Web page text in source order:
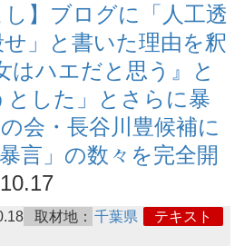
し】ブログに「人工透
」と書いた理由を釈
はハエだと思う』と
とした」とさらに暴
会・長谷川豊候補に
言」の数々を完全開
取材地： 千葉県
テキスト